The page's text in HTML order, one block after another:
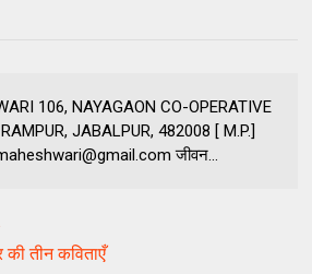
106, NAYAGAON CO-OPERATIVE
JABALPUR, 482008 [ M.P.]
जीवन...
तीन कविताएँ